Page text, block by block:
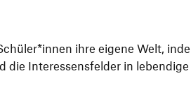
ihre eigene Welt,
die Interessensfelder in